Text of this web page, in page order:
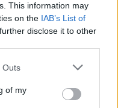
This information may
on the IAB’s List of
disclose it to other
one or more Google
You may click to
its third-party tags to
Outs
of my
για 20.000
έως 95%
συνεχίζουν να
κατοικίας,
τους
και
πρόβλημα στην